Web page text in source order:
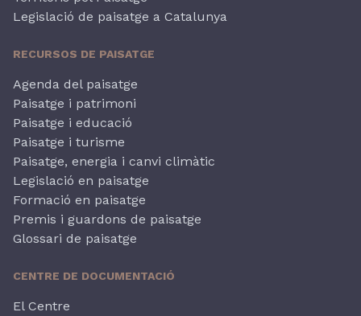
Legislació de paisatge a Catalunya
RECURSOS DE PAISATGE
Agenda del paisatge
Paisatge i patrimoni
Paisatge i educació
Paisatge i turisme
Paisatge, energia i canvi climàtic
Legislació en paisatge
Formació en paisatge
Premis i guardons de paisatge
Glossari de paisatge
CENTRE DE DOCUMENTACIÓ
El Centre